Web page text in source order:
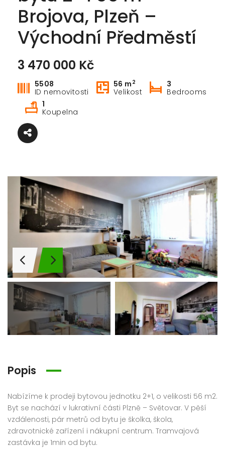
Brojova, Plzeň –
Východní Předměstí
3 470 000 Kč
5508
ID nemovitosti
56 m 2
Velikost
3
Bedrooms
1
Koupelna
Popis
Nabízíme k prodeji bytovou jednotku 2+1, o velikosti 56 m2.
Byt se nachází v lukrativní části Plzně – Světovar. V pěší
vzdálenosti, pár metrů od bytu je školka, škola,
zdravotnické zařízení i nákupní centrum. Tramvajová
zastávka je 1min od bytu.
Prodej bytu 3+kk 68 m² Bolevecká, Plzeň – Severní Předměstí Prodej bytu 3+1 66 m² Hroznatova, Mariánské Lázně – Úšovice